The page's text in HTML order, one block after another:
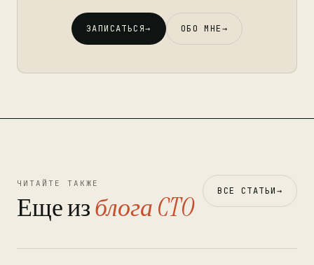
ЗАПИСАТЬСЯ→ ОБО МНЕ→
ЧИТАЙТЕ ТАКЖЕ
Еще изблога CTO ВСЕ СТАТЬИ→